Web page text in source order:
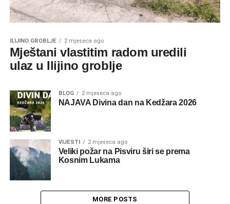
ILIJINO GROBLJE 2 mjeseca ago
Mještani vlastitim radom uredili
ulaz u Ilijino groblje
BLOG 2 mjeseca ago
NAJAVA Divina dan na Kedžara 2026
VIJESTI 2 mjeseca ago
Veliki požar na Pisviru širi se prema
Kosnim Lukama
MORE POSTS